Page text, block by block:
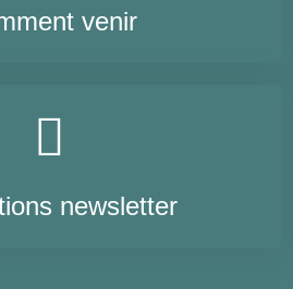
venir
newsletter